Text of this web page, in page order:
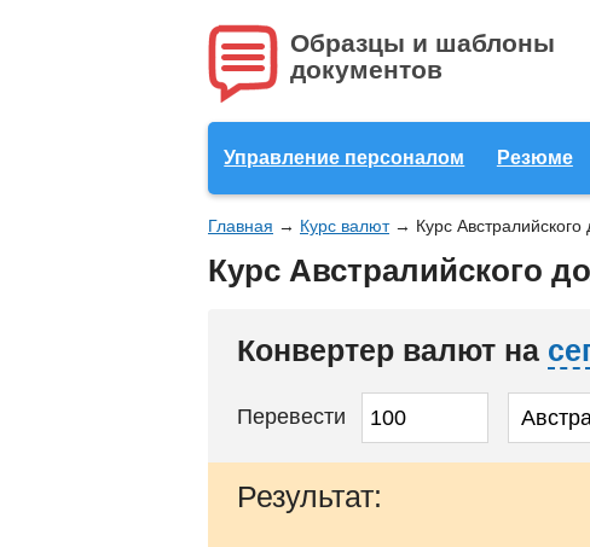
Образцы и шаблоны
документов
Управление персоналом Резюме
Главная → Курс валют→ Курс
Курс Австралийского
Конвертер валют на
Перевести
Результат: